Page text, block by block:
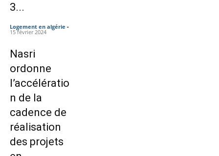
3...
Logement en algérie -
15 février 2024
Nasri
ordonne
l’accélératio
n de la
cadence de
réalisation
des projets